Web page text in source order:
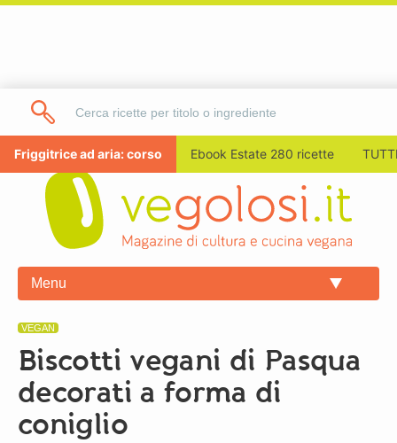
Friggitrice ad aria: corso Ebook Estate 280 ricette
Menu
VEGAN
Biscotti vegani di Pasqua
decorati a forma di
coniglio